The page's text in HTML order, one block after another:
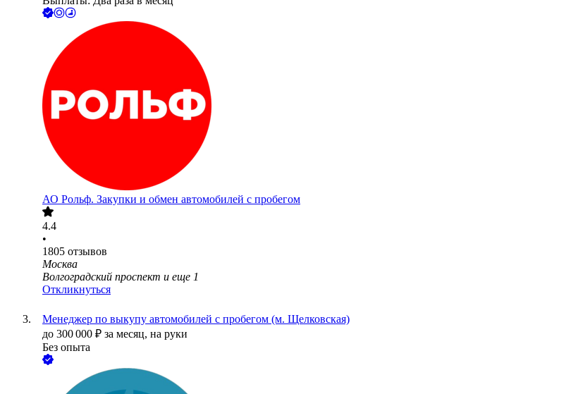
АО Рольф. Закупки и обмен автомобилей с пробегом
4.4
•
1805 отзывов
Москва
Волгоградский проспект и еще 1
Откликнуться
Менеджер по выкупу автомобилей с пробегом (м. Щелковская)
до 300 000 ₽ за месяц, на руки
Без опыта